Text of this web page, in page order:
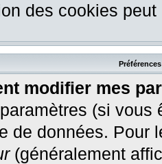
des cookies peut
modifier mes
(si
de données. Pour
(généralement